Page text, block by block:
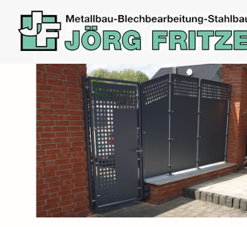
Home
Leistungen
Referenzen
Bilder